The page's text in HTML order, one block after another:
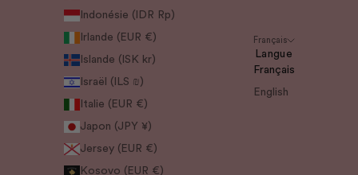
Indonésie (IDR Rp)
Irlande (EUR €)
Islande (ISK kr)
Israël (ILS ₪)
Italie (EUR €)
Japon (JPY ¥)
Jersey (EUR €)
Kosovo (EUR €)
Français
Langue
Français
English